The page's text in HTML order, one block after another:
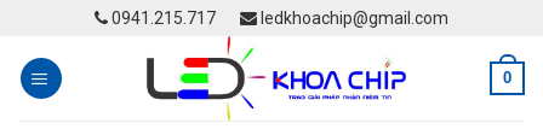
content
0941.215.717 ledkhoachip@gmail.com
0